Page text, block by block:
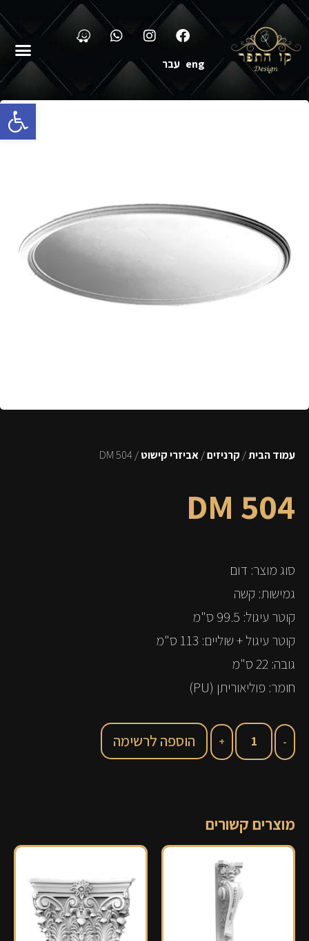
פתח
eng עבר
עמוד הבית/ קרניזים/אביזרי קישוט/ DM 504
DM 504
סוג מוצר: דום
גמישות: קשה
קוטר עיגול: 99.5 ס"מ
קוטר עיגול + שוליים: 113 ס"מ
גובה: 22 ס"מ
חומר: פוליאוריתן (PU)
הוספה לרשימה
מוצרים קשורים